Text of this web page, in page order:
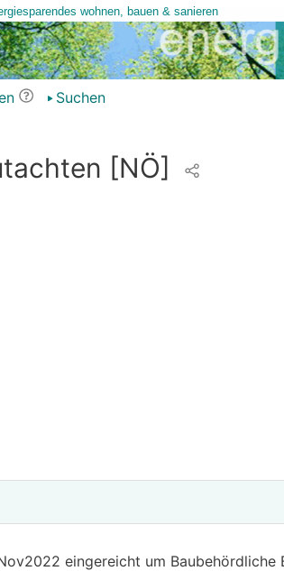
Suchen
[NÖ]
eingereicht um Baubehördliche